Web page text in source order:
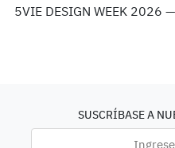
5VIE DESIGN WEEK 2026
SUSCRÍBASE A